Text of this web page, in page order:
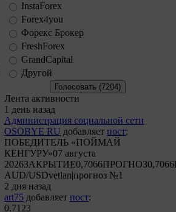
InstaForex
Forex4you
Форекс Брокер
FreshForex
GrandCapital
Другой
Лента активности
1 день назад
Администрация социальной сети
OSOBYE RU добавляет пост:
ПОБЕДИТЕЛЬ «ПОЙМАЙ
КЕНГУРУ»07 августа
AUD/USDvetlan|прогноз №1
2 дня назад
art75 добавляет пост:
0.7123